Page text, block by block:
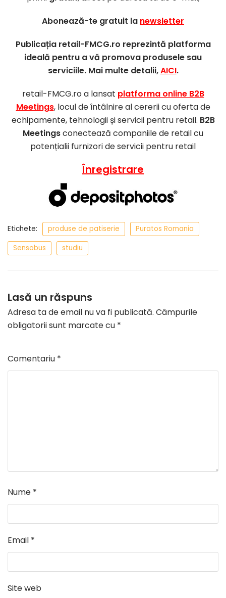
Abonează-te gratuit la newsletter
Publicația retail-FMCG.ro reprezintă platforma
ideală pentru a vă promova produsele sau
serviciile. Mai multe detalii,AICI.
retail-FMCG.ro a lansat platforma online B2B
Meetings, locul de întâlnire al cererii cu oferta de
echipamente, tehnologii și servicii pentru retail. B2B
Meetingsconectează companiile de retail cu
potențialii furnizori de servicii pentru retail
Înregistrare
Etichete: produse de patiserie
Puratos Romania
Sensobus
studiu
Lasă un răspuns
Adresa ta de email nu va fi publicată. Câmpurile
obligatorii sunt marcate cu *
Comentariu *
Nume *
Email *
Site web